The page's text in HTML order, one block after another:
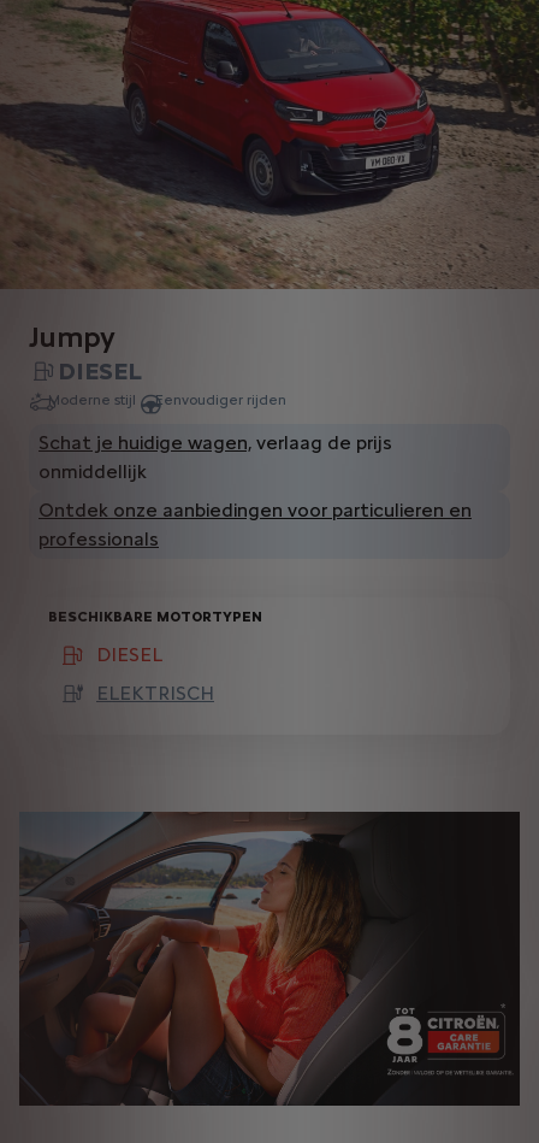
Jumpy
DIESEL
Moderne stijl Eenvoudiger rijden
Schat je huidige wagen, verlaag de prijs
onmiddellijk
Ontdek onze aanbiedingen voor particulieren en
professionals
BESCHIKBARE MOTORTYPEN
DIESEL
ELEKTRISCH